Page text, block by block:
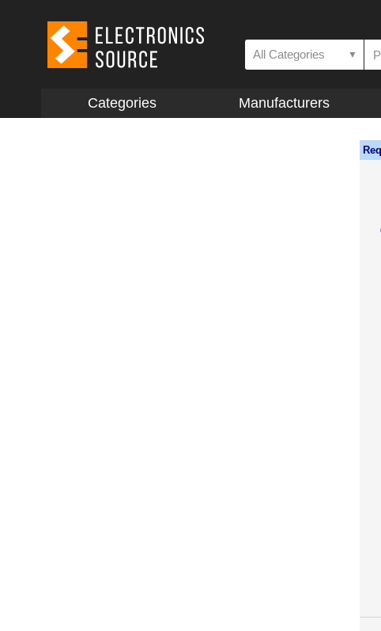
All Categories ▼
Categories Manufacturers